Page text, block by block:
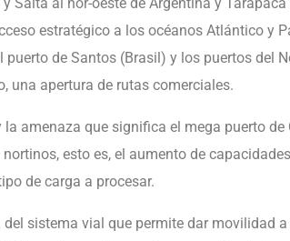
estratégico a los océanos Atlántico y
puerto de Santos (Brasil) y los puertos del
una apertura de rutas comerciales.
la amenaza que significa el mega puerto
esto es, el aumento de
de carga a procesar.
del sistema vial que permite dar movilidad